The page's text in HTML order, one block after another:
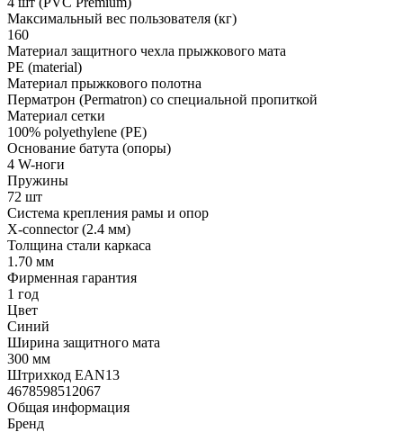
Максимальный вес пользователя (кг)
160
Материал защитного чехла прыжкового мата
PE (material)
Материал прыжкового полотна
Перматрон (Permatron) cо специальной пропиткой
Материал сетки
100% polyethylene (PE)
Основание батута (опоры)
4 W-ноги
Пружины
72 шт
Система крепления рамы и опор
X-connector (2.4 мм)
Толщина стали каркаса
1.70 мм
Фирменная гарантия
1 год
Цвет
Синий
Ширина защитного мата
300 мм
Штрихкод EAN13
4678598512067
Общая информация
Бренд